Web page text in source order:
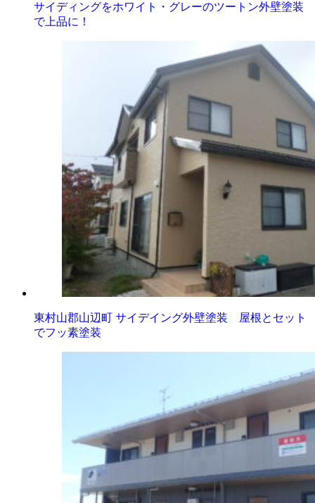
サイディングをホワイト・グレーのツートン外壁塗装
で上品に！
東村山郡山辺町 サイデイング外壁塗装 屋根とセット
でフッ素塗装